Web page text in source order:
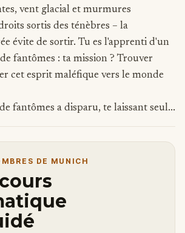
vent glacial et murmures
sortis des ténèbres – la
évite de sortir. Tu es l'apprenti d'un
fantômes : ta mission ? Trouver
cet esprit maléfique vers le monde
fantômes a disparu, te laissant seul...
DE MUNICH